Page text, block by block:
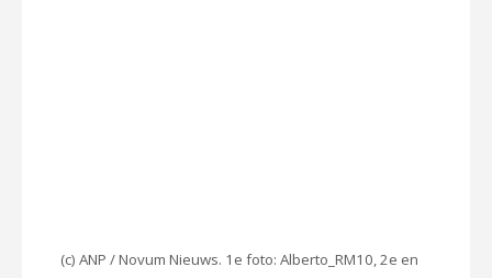
(c) ANP / Novum Nieuws. 1e foto: Alberto_RM10, 2e en